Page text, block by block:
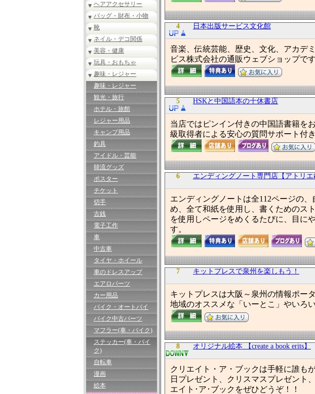
ヘアアクセサリー
バッグ・財布・小物
靴
ネイル・デコ関係
美容・健康
玩具・おもちゃ
趣味・レジャー
趣味・レジャー
観光・旅行
ホテル・旅館
レジャー用品
キャンプ用品
釣具
アイドル・芸能
韓流グッズ
ポスター
チケット
切手
古銭
電子工作
車
中古車
タイヤ・ホイール
車のドレスアップ
エアロパーツ
カー用品
バイク・オートバイ
バイク中古パーツ
マフラー(車・バイク)
ステッカー(車・バイ
ク)
自転車
漫画
絵本
4 日本出版サービス文化館
音楽、伝統芸能、歴史、文化、アカデ
ビス株式会社の通販ウェブショップです
5 HSKと中国語本の十休書店
当店ではピンイン付きの中国語書籍を
級取得者による安心の質問サポート付
6 エンディングノート専門店【アトリエ
エンディングノートは全112ページの
め、全て和紙を使用し、書くためのス
を使用しページをめくるたびに、目に
す。
7 キットプレスで泉州を楽しもう！
キットプレスは大阪～泉州の情報ポー
地域のオススメな「いーとこ」やいろ
8 オリジナル絵本 【create a book erits】
クリエイト・ア・ブックは手軽に誰も
日プレゼント、クリスマスプレゼント
エイト･ア･ブックをぜひどうぞ！！